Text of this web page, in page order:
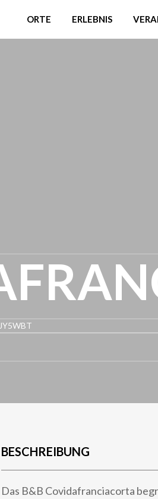
ORTE ERLEBNIS
BESCHREIBUNG
Das B&B Covidafranciacorta